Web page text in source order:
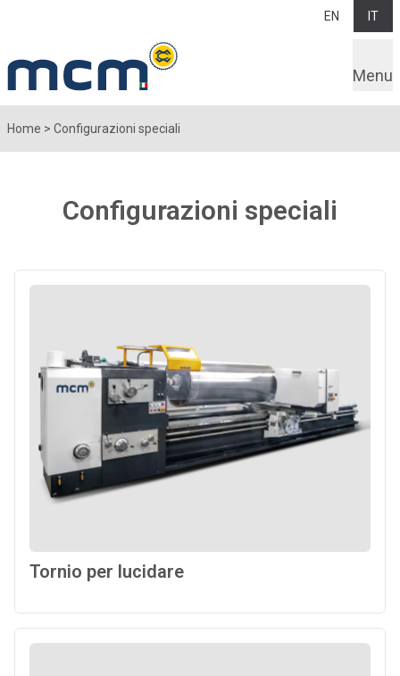
EN IT
Menu
Home > Configurazioni speciali
Configurazioni speciali
Tornio per lucidare